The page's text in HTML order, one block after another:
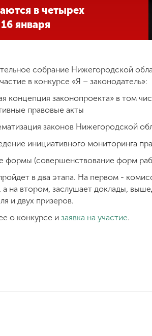
в четырех
января
собрание Нижегородской
в конкурсе «Я – законодатель»:
концепция законопроекта» в том
правовые акты
законов Нижегородской
инициативного мониторинга
формы (совершенствование форм
в два этапа. На первом -
а на втором, заслушает доклады,
и двух призеров.
о конкурсе и заявка на участие.